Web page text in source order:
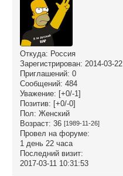
Откуда: Россия
Зарегистрирован: 2014-03-22
Приглашений: 0
Сообщений: 484
Уважение: [+0/-1]
Позитив: [+0/-0]
Пол: Женский
Возраст: 36 [1989-11-26]
Провел на форуме:
1 день 22 часа
Последний визит:
2017-03-11 10:31:53